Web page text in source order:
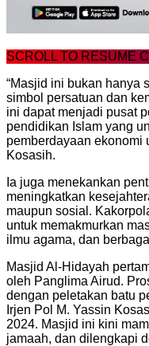
SCROLL TO RESUME
“Masjid ini bukan hanya
simbol persatuan dan
ini dapat menjadi pusat
pendidikan Islam yang
pemberdayaan ekonomi
Kosasih.
Ia juga menekankan
meningkatkan
maupun sosial.
untuk memakmurkan
ilmu agama, dan
Masjid Al-Hidayah
oleh Panglima Airud.
dengan peletakan batu
Irjen Pol M. Yassin
2024. Masjid ini kini
jamaah, dan dilengkapi